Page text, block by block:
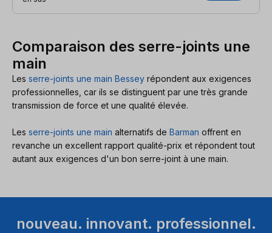
Comparaison des serre-joints une
main
Les serre-joints une main Bessey répondent aux exigences
professionnelles, car ils se distinguent par une très grande
transmission de force et une qualité élevée.
Les serre-joints une main alternatifs de Barman offrent en
revanche un excellent rapport qualité-prix et répondent tout
autant aux exigences d'un bon serre-joint à une main.
nouveau. innovant. professionnel.